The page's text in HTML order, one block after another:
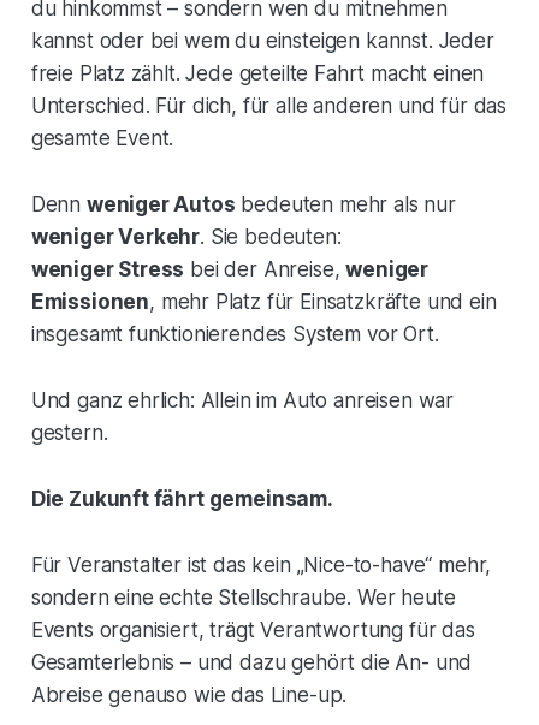
du hinkommst – sondern wen du mitnehmen
kannst oder bei wem du einsteigen kannst. Jeder
freie Platz zählt. Jede geteilte Fahrt macht einen
Unterschied. Für dich, für alle anderen und für das
gesamte Event.
Denn weniger Autos bedeuten mehr als nur
weniger Verkehr. Sie bedeuten:
weniger Stress bei der Anreise,weniger
Emissionen, mehr Platz für Einsatzkräfte und ein
insgesamt funktionierendes System vor Ort.
Und ganz ehrlich: Allein im Auto anreisen war
gestern.
Die Zukunft fährt gemeinsam.
Für Veranstalter ist das kein „Nice-to-have“ mehr,
sondern eine echte Stellschraube. Wer heute
Events organisiert, trägt Verantwortung für das
Gesamterlebnis – und dazu gehört die An- und
Abreise genauso wie das Line-up.